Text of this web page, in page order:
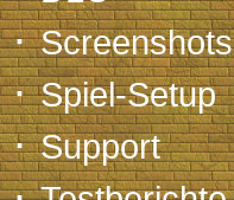
·Screenshots
·Spiel-Setup
·Support